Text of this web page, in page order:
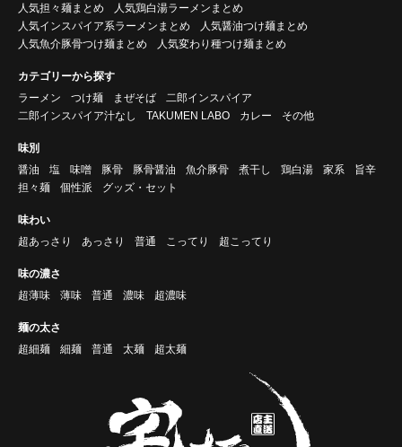
人気担々麺まとめ
人気鶏白湯ラーメンまとめ
人気インスパイア系ラーメンまとめ
人気醤油つけ麺まとめ
人気魚介豚骨つけ麺まとめ
人気変わり種つけ麺まとめ
カテゴリーから探す
ラーメン
つけ麺 まぜそば
二郎インスパイア
二郎インスパイア汁なし
TAKUMEN LABO カレー その他
味別
醤油
塩 味噌 豚骨 豚骨醤油 魚介豚骨 煮干し 鶏白湯 家系
旨辛
担々麺
個性派 グッズ・セット
味わい
超あっさり
あっさり 普通 こってり 超こってり
味の濃さ
超薄味
薄味 普通 濃味 超濃味
麺の太さ
超細麺
細麺 普通 太麺 超太麺